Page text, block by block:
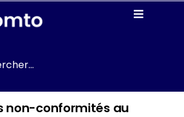
Toggle
non-conformités au